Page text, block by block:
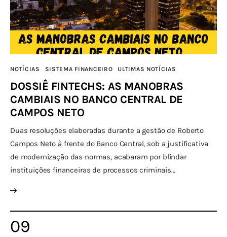
NOTÍCIAS SISTEMA FINANCEIRO ULTIMAS NOTÍCIAS
DOSSIÊ FINTECHS: AS MANOBRAS
CAMBIAIS NO BANCO CENTRAL DE
CAMPOS NETO
Duas resoluções elaboradas durante a gestão de Roberto
Campos Neto à frente do Banco Central, sob a justificativa
de modernização das normas, acabaram por blindar
instituições financeiras de processos criminais…
09